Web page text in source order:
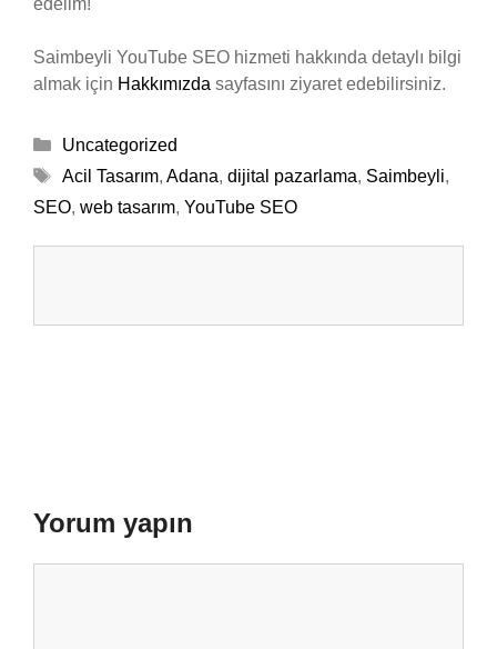
edelim!
Saimbeyli YouTube SEO hizmeti hakkında detaylı bilgi
almak için Hakkımızda sayfasını ziyaret edebilirsiniz.
Kategoriler
Uncategorized
Etiketler
Acil Tasarım, Adana, dijital pazarlama, Saimbeyli,
SEO, web tasarım, YouTube SEO
Yorum yapın